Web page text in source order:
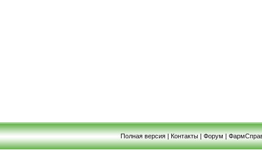
Полная версия|Контакты|Форум|